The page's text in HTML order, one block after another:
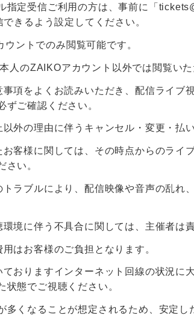
指定受信ご利用の方は、事前に「
きるよう設定してください。
ントでのみ閲覧可能です。
人のZAIKOアカウント以外では閲覧いた
項をよくお読みいただき、配信ライブ
ずご確認ください。
外の理由に伴うキャンセル・変更・払
客様に関しては、その時点からのライ
さい。
ラブルにより、配信映像や音声の乱れ
境に伴う不具合に関しては、主催者は
はお客様のご負担となります。
おりますインターネット回線の状況に
状態でご視聴ください。
多くなることが想定されるため、安定